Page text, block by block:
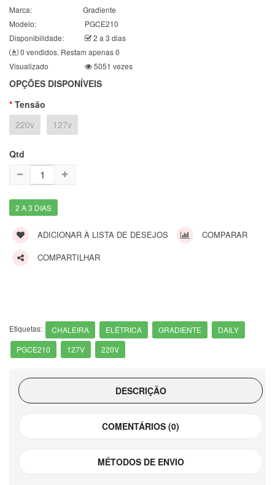
Marca:
Gradiente
Modelo:
PGCE210
Disponibilidade:
2 a 3 dias
0 vendidos. Restam apenas 0
Visualizado
5051 vezes
OPÇÕES DISPONÍVEIS
Tensão
220v
127v
Qtd
2 A 3 DIAS
ADICIONAR À LISTA DE DESEJOS
COMPARAR
COMPARTILHAR
Etiquetas: CHALEIRA ELÉTRICA GRADIENTE
DAILY
PGCE210
127V 220V
DESCRIÇÃO
COMENTÁRIOS (0)
MÉTODOS DE ENVIO